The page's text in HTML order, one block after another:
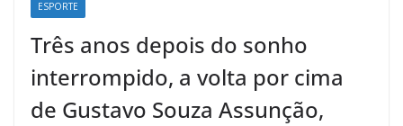
ESPORTE
Três anos depois do sonho
interrompido, a volta por cima
de Gustavo Souza Assunção,